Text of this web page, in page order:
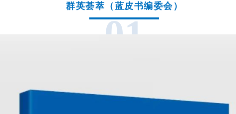
01
群英荟萃（蓝皮书编委会）